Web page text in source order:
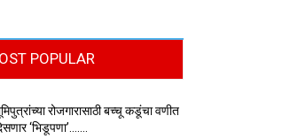
POPULAR
रोजगारासाठी बच्चू कडूंचा वणीत
‘भिडूपणा’…….